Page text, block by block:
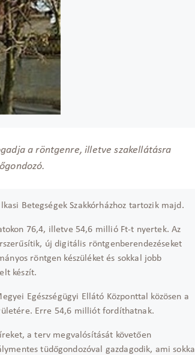
a röntgenre, illetve szakellátásra
Betegségek Szakkórházhoz tartozik majd.
76,4, illetve 54,6 millió Ft-t nyertek. Az
új digitális röntgenberendezéseket
röntgen készüléket és sokkal jobb
készít.
Egészségügyi Ellátó Központtal közösen a
Erre 54,6 milliót fordíthatnak.
a terv megvalósítását követően
tüdőgondozóval gazdagodik, ami sokkal